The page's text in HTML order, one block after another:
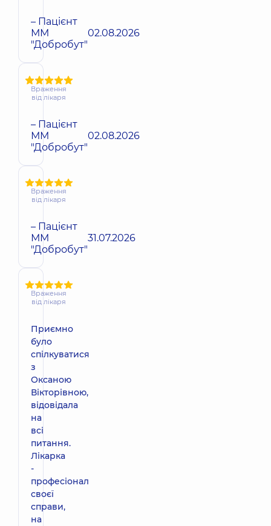
– Пацієнт
ММ
"Добробут"
02.08.2026
Враження
від лікаря
– Пацієнт
ММ
"Добробут"
02.08.2026
Враження
від лікаря
– Пацієнт
ММ
"Добробут"
31.07.2026
Враження
від лікаря
Приємно
було
спілкуватися
з
Оксаною
Вікторівною,
відовідала
на
всі
питання.
Лікарка
-
професіонал
своєї
справи,
на